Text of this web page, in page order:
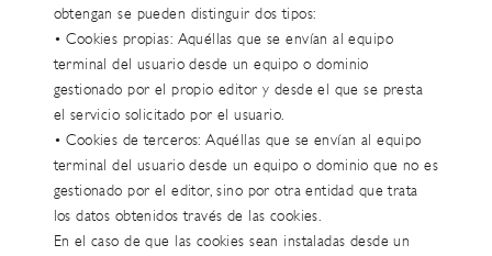
obtengan se pueden distinguir dos tipos:
• Cookies propias: Aquéllas que se envían al equipo
terminal del usuario desde un equipo o dominio
gestionado por el propio editor y desde el que se presta
el servicio solicitado por el usuario.
• Cookies de terceros: Aquéllas que se envían al equipo
terminal del usuario desde un equipo o dominio que no es
gestionado por el editor, sino por otra entidad que trata
los datos obtenidos través de las cookies.
En el caso de que las cookies sean instaladas desde un